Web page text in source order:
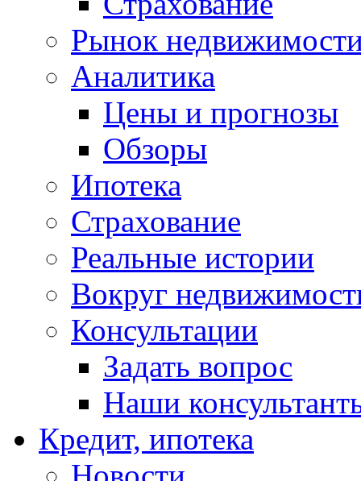
Рынок
Аналитика
Цены и прогнозы
Обзоры
Ипотека
Страхование
Реальные истории
Вокруг
Консультации
Задать вопрос
Наши
Кредит, ипотека